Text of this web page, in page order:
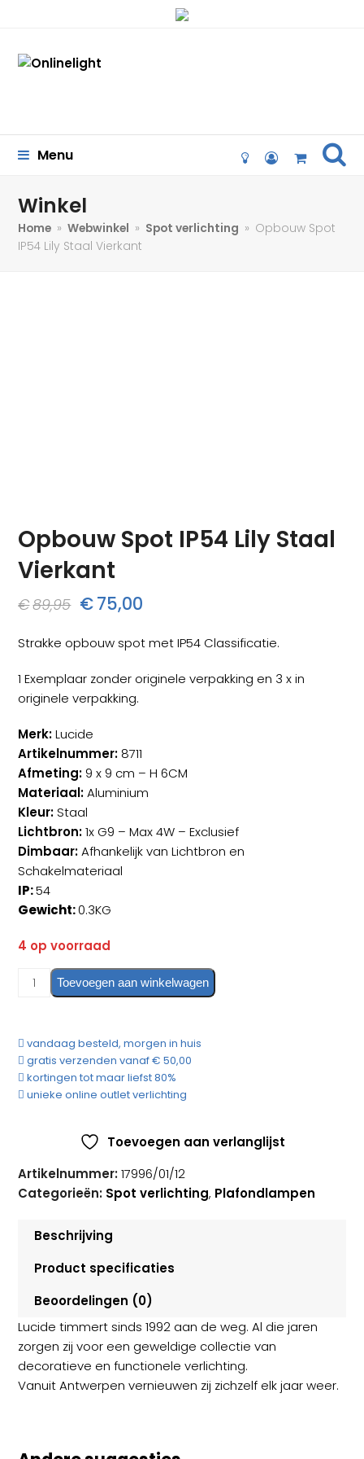
Menu
lightbulb-
user-Cart
Winkel
Home » Webwinkel » Spot verlichting » Opbouw Spot
IP54 Lily Staal Vierkant
Opbouw Spot IP54 Lily Staal
Vierkant
€89,95 Oorspronkelijke
€89,95.
€75,00
€75,00.
Strakke opbouw spot met IP54 Classificatie.
1 Exemplaar zonder originele verpakking en 3 x in
originele verpakking.
Merk:Lucide
Artikelnummer: 8711
Afmeting: 9 x 9 cm – H 6CM
Materiaal:Aluminium
Kleur:Staal
Lichtbron:1x G9 – Max 4W – Exclusief
Dimbaar:Afhankelijk van Lichtbron en
Schakelmateriaal
IP:54
Gewicht:0.3KG
4 op voorraad
Opbouw
Lily
Staal
Vierkant
aantal
Toevoegen aan winkelwagen
vandaag besteld, morgen in huis
gratis verzenden vanaf € 50,00
kortingen tot maar liefst 80%
unieke online outlet verlichting
Toevoegen aan verlanglijst
Artikelnummer: 17996/01/12
Categorieën: Spot verlichting, Plafondlampen
Beschrijving
Product specificaties
Beoordelingen (0)
Lucide timmert sinds 1992 aan de weg. Al die jaren
zorgen zij voor een geweldige collectie van
decoratieve en functionele verlichting.
Vanuit Antwerpen vernieuwen zij zichzelf elk jaar weer.